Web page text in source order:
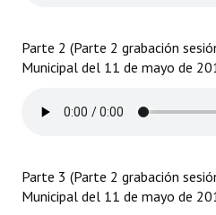
Organigrama
Proyectos Presentados
Dictámenes Asesoría Letrada
Parte 2 (Parte 2 grabación
Municipal del 11 de mayo de
Parte 3 (Parte 2 grabación
Municipal del 11 de mayo de